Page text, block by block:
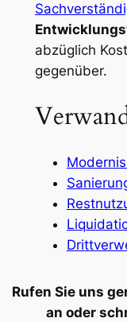
abzüglich
gegenüber.
Rufen Sie uns
an oder